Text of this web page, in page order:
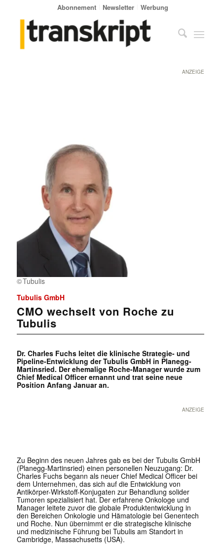
Abonnement Newsletter Werbung
ANZEIGE
Tubulis
Tubulis GmbH
CMO wechselt von Roche zu
Tubulis
Dr. Charles Fuchs leitet die klinische Strategie- und
Pipeline-Entwicklung der Tubulis GmbH in Planegg-
Martinsried. Der ehemalige Roche-Manager wurde zum
Chief Medical Officer ernannt und trat seine neue
Position Anfang Januar an.
ANZEIGE
Zu Beginn des neuen Jahres gab es bei der Tubulis GmbH
(Planegg-Martinsried) einen personellen Neuzugang: Dr.
Charles Fuchs begann als neuer Chief Medical Officer bei
dem Unternehmen, das sich auf die Entwicklung von
Antikörper-Wirkstoff-Konjugaten zur Behandlung solider
Tumoren spezialisiert hat. Der erfahrene Onkologe und
Manager leitete zuvor die globale Produktentwicklung in
den Bereichen Onkologie und Hämatologie bei Genentech
und Roche. Nun übernimmt er die strategische klinische
und medizinische Führung bei Tubulis am Standort in
Cambridge, Massachusetts (USA).